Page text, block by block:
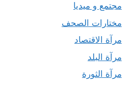
مجتمع و ميديا
مختارات الصحف
مرآة الاقتصاد
مرآة البلد
مرآة الثورة